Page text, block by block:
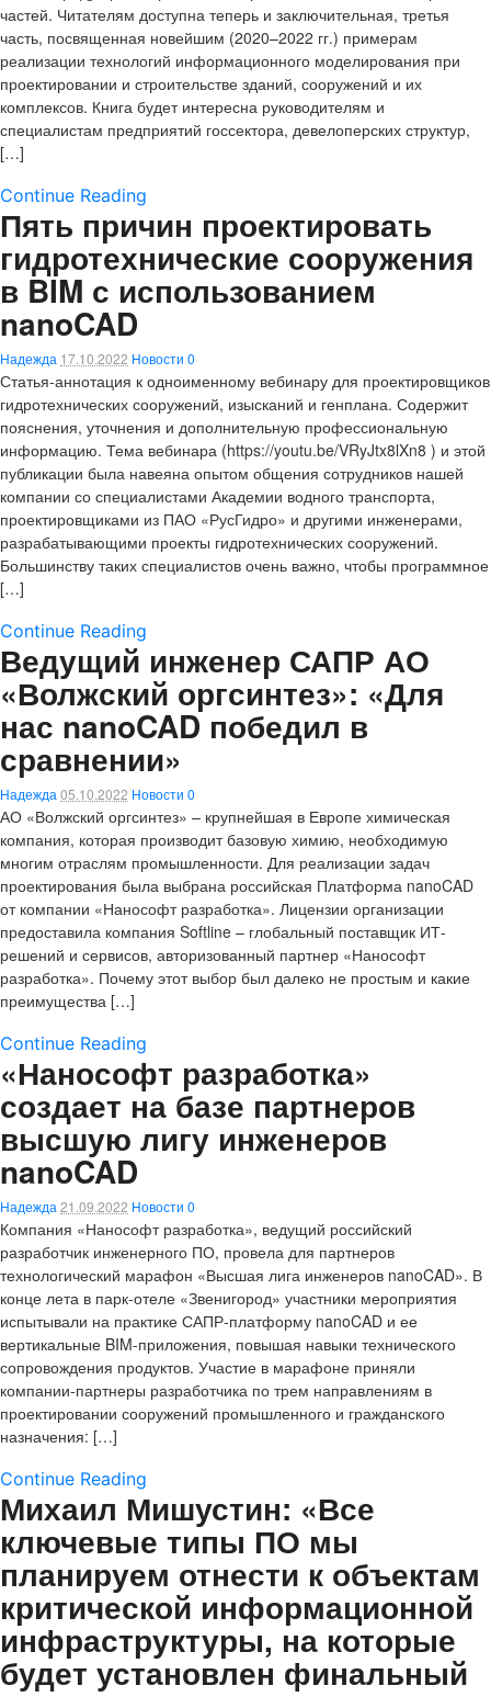
частей. Читателям доступна теперь и заключительная, третья
часть, посвященная новейшим (2020–2022 гг.) примерам
реализации технологий информационного моделирования при
проектировании и строительстве зданий, сооружений и их
комплексов. Книга будет интересна руководителям и
специалистам предприятий госсектора, девелоперских структур,
[…]
Continue Reading
Пять причин проектировать
гидротехнические сооружения
в BIM с использованием
nanoCAD
Надежда 17.10.2022 Новости 0
Статья-аннотация к одноименному вебинару для проектировщиков
гидротехнических сооружений, изысканий и генплана. Содержит
пояснения, уточнения и дополнительную профессиональную
информацию. Тема вебинара (https://youtu.be/VRyJtx8lXn8 ) и этой
публикации была навеяна опытом общения сотрудников нашей
компании со специалистами Академии водного транспорта,
проектировщиками из ПАО «РусГидро» и другими инженерами,
разрабатывающими проекты гидротехнических сооружений.
Большинству таких специалистов очень важно, чтобы программное
[…]
Continue Reading
Ведущий инженер САПР АО
«Волжский оргсинтез»: «Для
нас nanoCAD победил в
сравнении»
Надежда 05.10.2022 Новости 0
АО «Волжский оргсинтез» – крупнейшая в Европе химическая
компания, которая производит базовую химию, необходимую
многим отраслям промышленности. Для реализации задач
проектирования была выбрана российская Платформа nanoCAD
от компании «Нанософт разработка». Лицензии организации
предоставила компания Softline – глобальный поставщик ИТ-
решений и сервисов, авторизованный партнер «Нанософт
разработка». Почему этот выбор был далеко не простым и какие
преимущества […]
Continue Reading
«Нанософт разработка»
создает на базе партнеров
высшую лигу инженеров
nanoCAD
Надежда 21.09.2022 Новости 0
Компания «Нанософт разработка», ведущий российский
разработчик инженерного ПО, провела для партнеров
технологический марафон «Высшая лига инженеров nanoCAD». В
конце лета в парк-отеле «Звенигород» участники мероприятия
испытывали на практике САПР-платформу nanoCAD и ее
вертикальные BIM-приложения, повышая навыки технического
сопровождения продуктов. Участие в марафоне приняли
компании-партнеры разработчика по трем направлениям в
проектировании сооружений промышленного и гражданского
назначения: […]
Continue Reading
Михаил Мишустин: «Все
ключевые типы ПО мы
планируем отнести к объектам
критической информационной
инфраструктуры, на которые
будет установлен финальный